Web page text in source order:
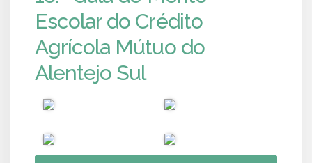
Escolar do Crédito
Agrícola Mútuo do
Alentejo Sul